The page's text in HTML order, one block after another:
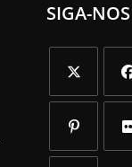
SIGA-NOS
Abre
uma
Abre
uma
Abre